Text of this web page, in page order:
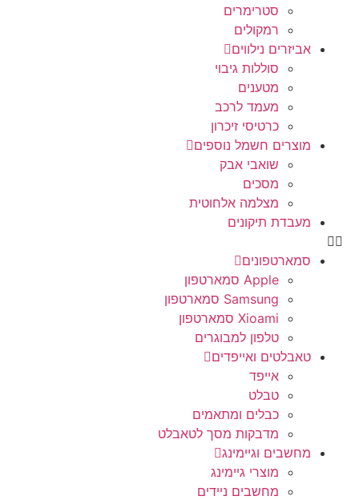
סטרימרים
רמקולים
אביזרים נילווים
סוללות גיבוי
מטענים
מעמד לרכב
כרטיסי זיכרון
מוצרים חשמל נוספים
שואבי אבק
מסכים
מצלמה אלחוטית
מעבדת תיקונים
סמארטפונים
Apple סמארטפון
Samsung סמארטפון
Xioami סמארטפון
טלפון למבוגרים
טאבלטים ואייפדים
אייפד
טבלט
כבלים ומתאמים
מדבקות מסך לטאבלט
מחשבים וגיימינג
מוצרי גיימינג
מחשבים ניידים